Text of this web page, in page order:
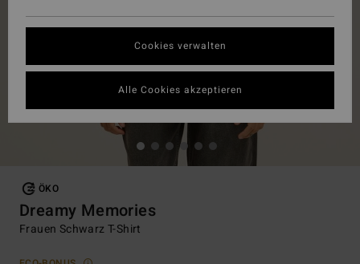
ÖKO
Dreamy Memories
Frauen Schwarz T-Shirt
Cookies verwalten
Alle Cookies akzeptieren